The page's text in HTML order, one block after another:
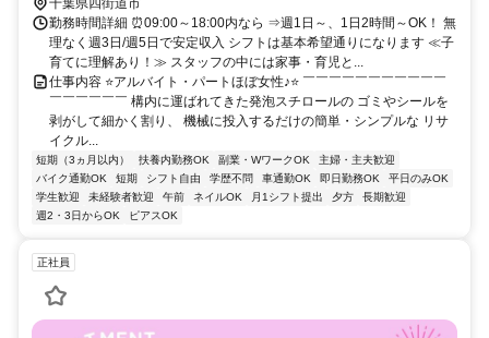
勤務時間詳細 ⏰09:00～18:00内なら ⇒週1日～、1日2時間～OK！ 無
理なく週3日/週5日で安定収入 シフトは基本希望通りになります ≪子
育てに理解あり！≫ スタッフの中には家事・育児と...
仕事内容 ⭐アルバイト・パートほぼ女性♪⭐ ￣￣￣￣￣￣￣￣￣￣￣
￣￣￣￣￣￣ 構内に運ばれてきた発泡スチロールの ゴミやシールを
剥がして細かく割り、 機械に投入するだけの簡単・シンプルな リサ
イクル...
短期（3ヵ月以内） 扶養内勤務OK 副業・WワークOK
主婦・主夫歓迎
バイク通勤OK
短期 シフト自由 学歴不問 車通勤OK 即日勤務OK
平日のみOK
学生歓迎
未経験者歓迎 午前 ネイルOK 月1シフト提出 夕方
長期歓迎
週2・3日からOK
ピアスOK
正社員